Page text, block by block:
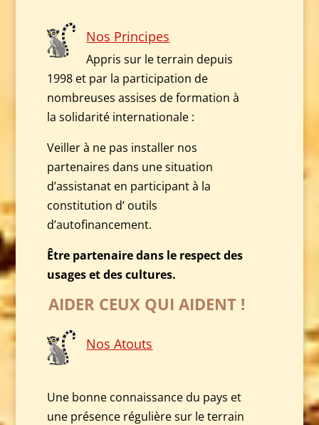
Nos Principes
Appris sur le terrain depuis
1998 et par la participation de
nombreuses assises de formation à
la solidarité internationale :
Veiller à ne pas installer nos
partenaires dans une situation
d’assistanat en participant à la
constitution d’ outils
d’autofinancement.
Être partenaire dans le respect des
usages et des cultures.
AIDER CEUX QUI AIDENT !
Nos Atouts
Une bonne connaissance du pays et
une présence régulière sur le terrain